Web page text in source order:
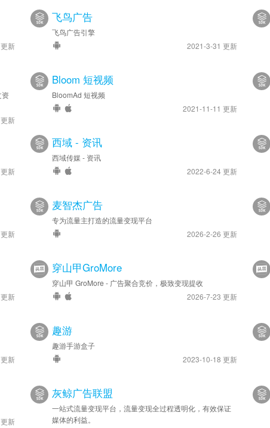
新
飞鸟广告
飞鸟广告引擎
2021-3-31 更新
资
新
Bloom 短视频
BloomAd 短视频
2021-11-11 更新
新
西域 - 资讯
西域传媒 - 资讯
2022-6-24 更新
新
麦智杰广告
专为流量主打造的流量变现平台
2026-2-26 更新
新
穿山甲GroMore
穿山甲 GroMore - 广告聚合竞价，极致变现提收
2026-7-23 更新
新
趣游
趣游手游盒子
2023-10-18 更新
新
灰鲸广告联盟
一站式流量变现平台，流量变现全过程透明化，有效保证
媒体的利益。